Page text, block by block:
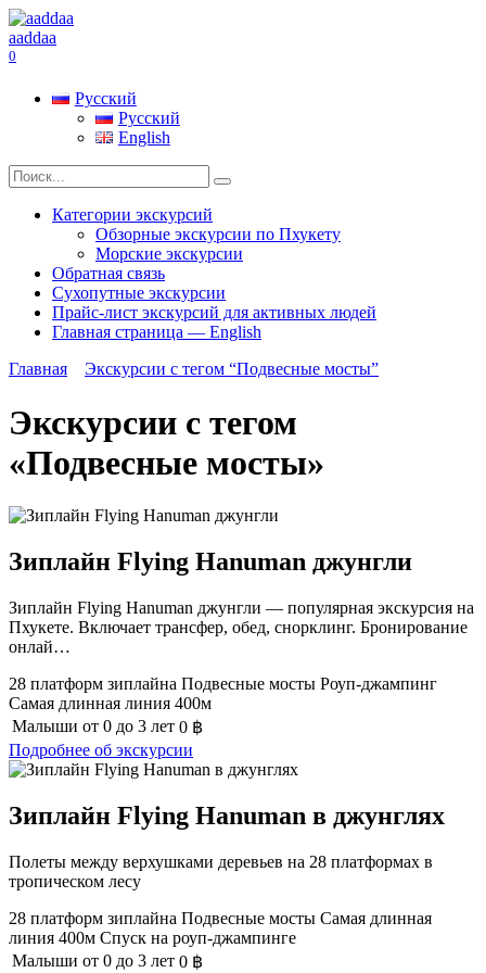
Перейти
к
содержанию
aaddaa
0
Русский
Русский
English
Search
for:
Категории экскурсий
Обзорные экскурсии по Пхукету
Морские экскурсии
Обратная связь
Сухопутные экскурсии
Прайс-лист экскурсий для активных людей
Главная страница — English
Главная
Экскурсии с тегом “Подвесные мосты”
Экскурсии с тегом
«Подвесные мосты»
Зиплайн Flying Hanuman джунгли
Зиплайн Flying Hanuman джунгли — популярная экскурсия на
Пхукете. Включает трансфер, обед, снорклинг. Бронирование
онлай…
28 платформ зиплайна Подвесные мосты Роуп-джампинг
Самая длинная линия 400м
Малыши от 0 до 3 лет 0 ฿
Подробнее об экскурсии
Зиплайн Flying Hanuman в джунглях
Полеты между верхушками деревьев на 28 платформах в
тропическом лесу
28 платформ зиплайна Подвесные мосты Самая длинная
линия 400м Спуск на роуп-джампинге
Малыши от 0 до 3 лет 0 ฿